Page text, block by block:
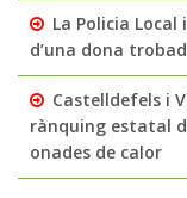
La Policia
d’una dona
Castelldefels i
rànquing estatal
onades de calor